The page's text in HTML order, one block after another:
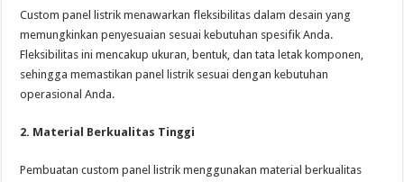
Custom panel listrik menawarkan fleksibilitas dalam desain yang
memungkinkan penyesuaian sesuai kebutuhan spesifik Anda.
Fleksibilitas ini mencakup ukuran, bentuk, dan tata letak komponen,
sehingga memastikan panel listrik sesuai dengan kebutuhan
operasional Anda.
2. Material Berkualitas Tinggi
Pembuatan custom panel listrik menggunakan material berkualitas